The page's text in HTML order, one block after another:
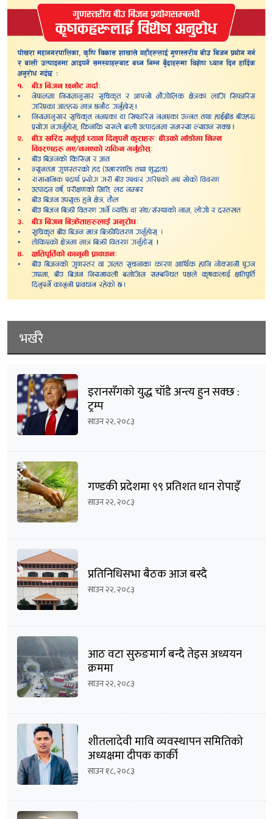
भर्खरै
इरानसँगको युद्ध चाँडै अन्त्य हुन सक्छ :
ट्रम्प
साउन २२, २०८३
गण्डकी प्रदेशमा ९९ प्रतिशत धान रोपाइँ
साउन २२, २०८३
प्रतिनिधिसभा बैठक आज बस्दै
साउन २२, २०८३
आठ वटा सुरुङमार्ग बन्दै तेइस अध्ययन
क्रममा
साउन २२, २०८३
शीतलादेवी मावि व्यवस्थापन समितिको
अध्यक्षमा दीपक कार्की
साउन १८, २०८३